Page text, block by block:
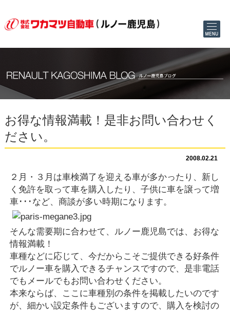
お得な情報満載！是非お問い合わせく
ださい。
2008.02.21
２月・３月は車検満了を迎える車が多かったり、新し
く免許を取って車を購入したり、子供に車を譲って増
車･･･など、商談が多い時期になります。
そんな需要期に合わせて、ルノー鹿児島では、お得な
情報満載！
車種などに応じて、今だからこそご提供できる好条件
でルノー車を購入できるチャンスですので、是非電話
でもメールでもお問い合わせください。
本来ならば、ここに車種別の条件を掲載したいのです
が、細かい設定条件もございますので、購入を検討の